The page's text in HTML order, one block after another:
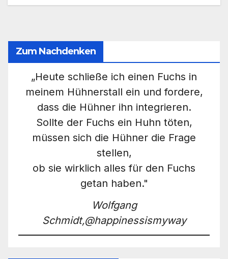
Zum Nachdenken
„Heute schließe ich einen Fuchs in
meinem Hühnerstall ein und fordere,
dass die Hühner ihn integrieren.
Sollte der Fuchs ein Huhn töten,
müssen sich die Hühner die Frage
stellen,
ob sie wirklich alles für den Fuchs
getan haben."
Wolfgang
Schmidt,@happinessismyway